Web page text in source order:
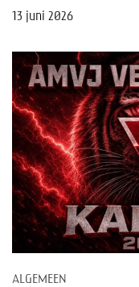
13 juni 2026
ALGEMEEN